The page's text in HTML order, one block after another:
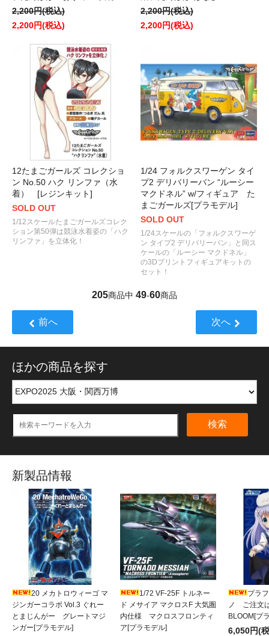
2,200円(税込)
2,200円(税込)
2,200円(税込)
2,200円(税込)
12たまごガールズ コレクショ
ン No.50 ハク リンファ（水
着） [レジンキット]
SOLD OUT
1/12スケールたまごガールズコレク
ション第50弾は競泳水着姿の「ハク
リンファ」を立体化！
1/24 フォルクスワーゲン タイ
プ2 デリバリーバン “ルーシー
マクドネル” w/フィギュア た
まごガールズ[プラモデル]
SOLD OUT
1/24スケールの「フォルクスワーゲ
ン タイプ2 デリバリーバン」と同ス
ケールの「ルーシー マクドネル」
の3Dプリントフィギュアキットの
セット！
205商品中 49-60商品
前へ 次へ
ほかの商品を探す
検索
新製品情報
20 メカトロウィーゴ マ
ジンガーコラボ Vol.3 ぐれー
とまじんがー グレートマジ
ンガー[プラモデル]
1/72 VF-25F トルネー
ド メサイア マクロスF 大気圏
内仕様 マクロスフロンティ
ア[プラモデル]
プラ
ノ ご注文
BLOOM[プ
6,050円(